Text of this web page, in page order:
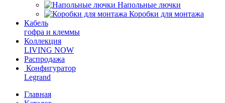
Напольные лючки
Коробки для монтажа
Кабель
гофра и клеммы
Коллекция
LIVING NOW
Распродажа
Конфигуратор
Legrand
Главная